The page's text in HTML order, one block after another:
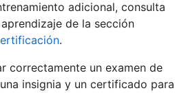
adicional, consulta
de la sección
.
correctamente un examen de
insignia y un certificado para